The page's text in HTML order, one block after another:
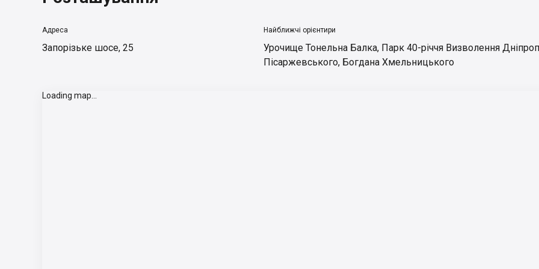
Адреса
Запорізьке шосе, 25
Найближчі орієнтири
Урочище Тонельна Балка, Парк 40-річчя Визволення
Пісаржевського, Богдана Хмельницького
Loading map...